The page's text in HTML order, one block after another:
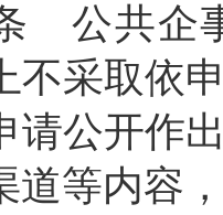
共企事
不采取依
请公开作
道等内容